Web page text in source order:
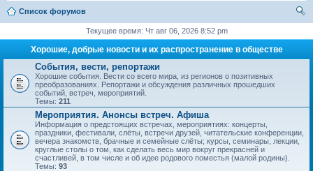
Список форумов
Текущее время: Чт авг 06, 2026 8:52 pm
Хорошие, добрые новости и их распространение в обществе
События, вести, репортажи
Хорошие события. Вести со всего мира, из регионов о позитивных
преобразованиях. Репортажи и обсуждения различных прошедших
событий, встреч, мероприятий.
Темы: 211
Мероприятия. Анонсы встреч. Афиша
Информация о предстоящих встречах, мероприятиях: концерты,
праздники, фестивали, слёты, встречи друзей, читательские конференции,
вечера знакомств, брачные и семейные слёты; курсы, семинары, лекции,
круглые столы о том, как сделать весь мир вокруг прекрасней и
счастливей, в том числе и об идее родового поместья (малой родины).
Темы: 93